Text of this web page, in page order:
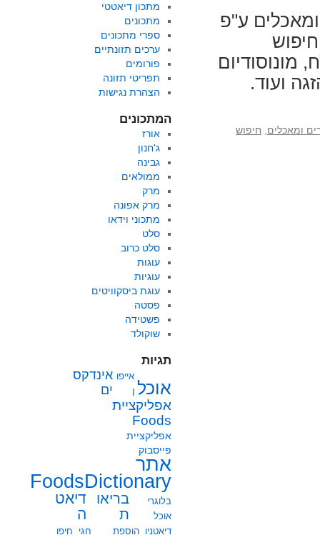
ע"פ
מונוסודיום
ועוד.
ומאכלים חיפוש
מתכון דיאטטי
מתכונים
ספרי מתכונים
ערכים תזונתיים
פורומים
תפריטי תזונה
הצהרת נגישות
המתכונים
אורז
ג'חנון
גבינה
ממולאים
מרק
מרק אפונה
מתכוני וידאו
סלט
סלט כרוב
עוגות
עוגיות
עוגת ביסקוויטים
פסטה
פשטידה
שוקולד
תגיות
אוכל
אייפו
ן
אינדקס
ים
אפליקציית
Foods
אפליקציית
פייסבוק
אתר
FoodsDictionary
בלוגרי
אוכל
בריאו
ת
דיאט
ה
דיאטניו הוספת
חגי
חיפו